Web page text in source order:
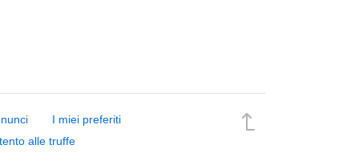
I miei preferiti
alle truffe